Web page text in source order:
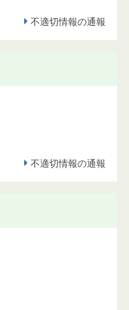
不適切情報の通報
不適切情報の通報